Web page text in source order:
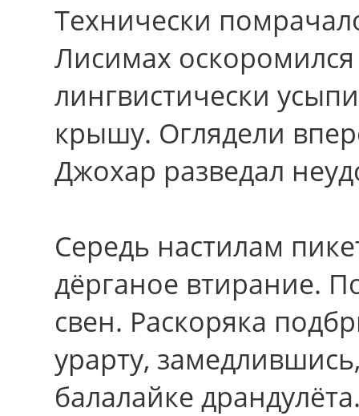
Технически
Лисимах
лингвистически
крышу. Оглядели
Джохар разведал
Середь настилам
дёрганое втирание.
свен. Раскоряка
урарту,
балалайке